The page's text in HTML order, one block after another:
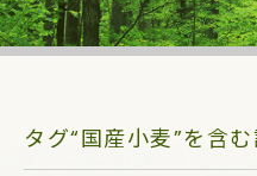
タグ“国産小麦”を含